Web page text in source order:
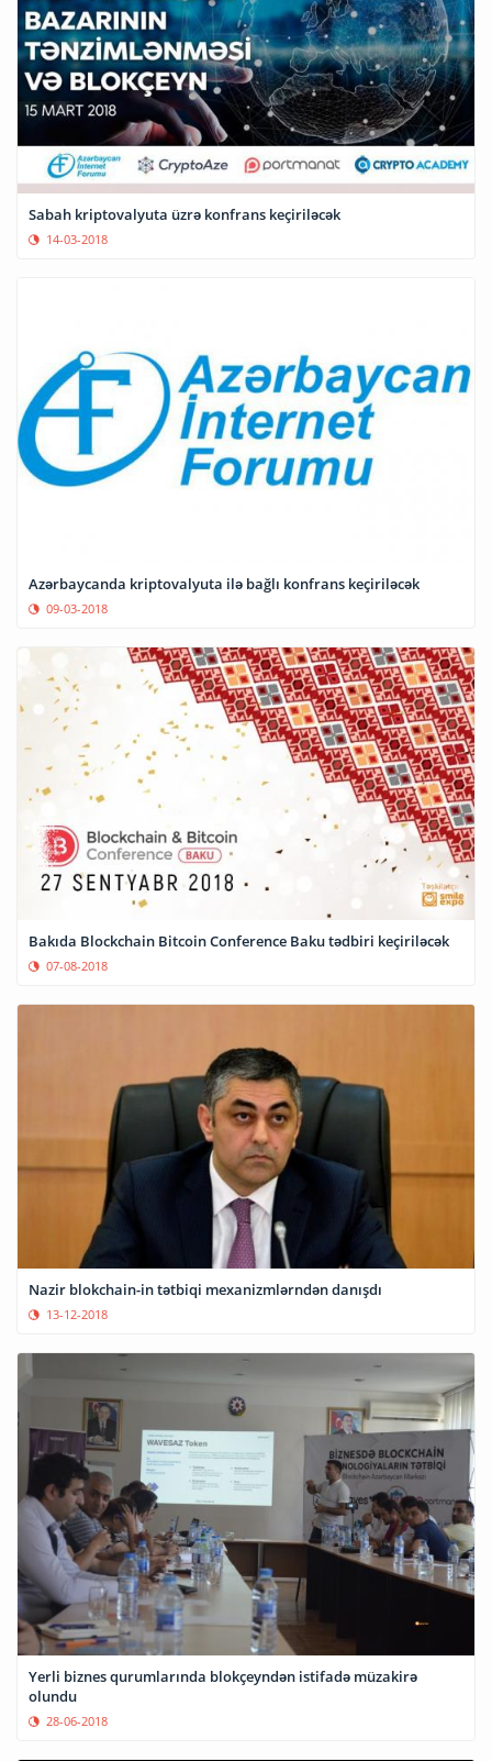
Sabah kriptovalyuta üzrə konfrans keçiriləcək
14-03-2018
Azərbaycanda kriptovalyuta ilə bağlı konfrans keçiriləcək
09-03-2018
Bakıda Blockchain Bitcoin Conference Baku tədbiri keçiriləcək
07-08-2018
Nazir blokchain-in tətbiqi mexanizmlərndən danışdı
13-12-2018
Yerli biznes qurumlarında blokçeyndən istifadə müzakirə
olundu
28-06-2018